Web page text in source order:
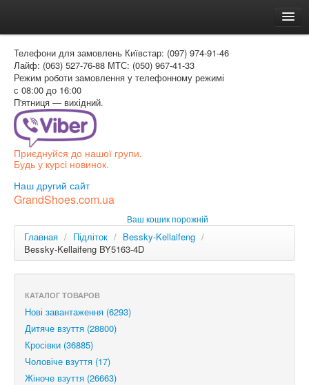
Доставка и оплата
Как заказать
Контакти
Таблиця розмірів
Вхід для покупця
РОС
Телефони для замовлень Київстар: (097) 974-91-46
Лайф: (063) 527-76-88 МТС: (050) 967-41-33
Режим роботи замовлення у телефонному режимі
с 08:00 до 16:00
П'ятниця — вихідний.
Приєднуйся до нашої групи.
Будь у курсі новинок.
Наш другий сайт
GrandShoes.com.ua
Ваш кошик порожній
Главная / Підліток / Bessky-Kellaifeng /
Bessky-Kellaifeng BY5163-4D
КАТАЛОГ ТОВАРОВ
Нові завантаження (6293)
Дитяче взуття (28800)
Кросівки (36885)
Чоловіче взуття (17)
Жіноче взуття (26663)